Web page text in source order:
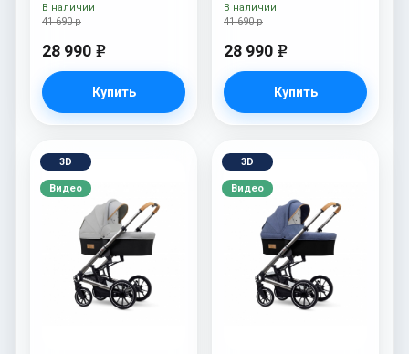
41 690 р
28 990 e
Купить
В наличии
41 690 р
28 990 e
Купить
В наличии
3D
Видео
3D
Видео